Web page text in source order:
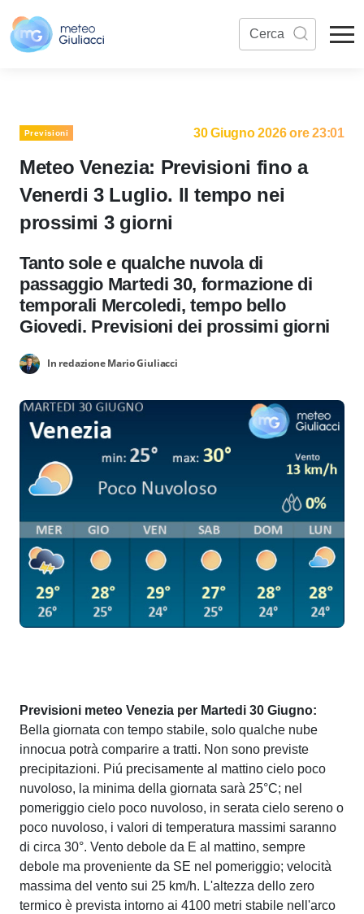
Previsioni 30 Giugno 2026 ore 23:01
Meteo Venezia: Previsioni fino a
Venerdi 3 Luglio. Il tempo nei
prossimi 3 giorni
Tanto sole e qualche nuvola di
passaggio Martedi 30, formazione di
temporali Mercoledi, tempo bello
Giovedi. Previsioni dei prossimi giorni
In redazione Mario Giuliacci
Previsioni meteo Venezia per Martedi 30 Giugno:
Bella giornata con tempo stabile, solo qualche nube
innocua potrà comparire a tratti. Non sono previste
precipitazioni. Piú precisamente al mattino cielo poco
nuvoloso, la minima della giornata sarà 25°C; nel
pomeriggio cielo poco nuvoloso, in serata cielo sereno o
poco nuvoloso, i valori di temperatura massimi saranno
di circa 30°. Vento debole da E al mattino, sempre
debole ma proveniente da SE nel pomeriggio; velocità
massima del vento sui 25 km/h. L'altezza dello zero
termico è prevista intorno ai 4100 metri stabile nell'arco